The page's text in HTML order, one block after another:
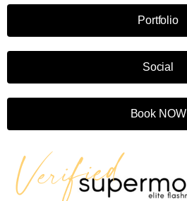
Portfolio
Social
Book NOW